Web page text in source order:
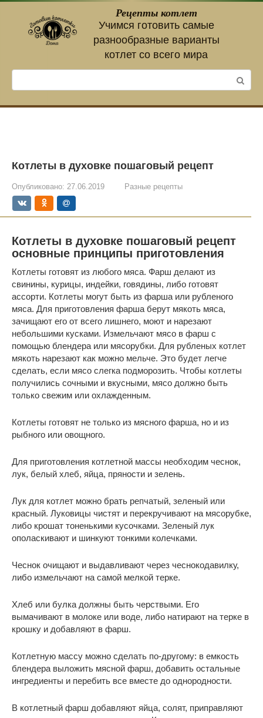
контенту
Рецепты котлет
Учимся готовить самые
разнообразные варианты
котлет со всего мира
Котлеты в духовке пошаговый рецепт
Опубликовано: 27.06.2019 Разные рецепты
Котлеты в духовке пошаговый рецепт
основные принципы приготовления
Котлеты готовят из любого мяса. Фарш делают из
свинины, курицы, индейки, говядины, либо готовят
ассорти. Котлеты могут быть из фарша или рубленого
мяса. Для приготовления фарша берут мякоть мяса,
зачищают его от всего лишнего, моют и нарезают
небольшими кусками. Измельчают мясо в фарш с
помощью блендера или мясорубки. Для рубленых котлет
мякоть нарезают как можно мельче. Это будет легче
сделать, если мясо слегка подморозить. Чтобы котлеты
получились сочными и вкусными, мясо должно быть
только свежим или охлажденным.
Котлеты готовят не только из мясного фарша, но и из
рыбного или овощного.
Для приготовления котлетной массы необходим чеснок,
лук, белый хлеб, яйца, пряности и зелень.
Лук для котлет можно брать репчатый, зеленый или
красный. Луковицы чистят и перекручивают на мясорубке,
либо крошат тоненькими кусочками. Зеленый лук
ополаскивают и шинкуют тонкими колечками.
Чеснок очищают и выдавливают через чеснокодавилку,
либо измельчают на самой мелкой терке.
Хлеб или булка должны быть черствыми. Его
вымачивают в молоке или воде, либо натирают на терке в
крошку и добавляют в фарш.
Котлетную массу можно сделать по-другому: в емкость
блендера выложить мясной фарш, добавить остальные
ингредиенты и перебить все вместе до однородности.
В котлетный фарш добавляют яйца, солят, приправляют